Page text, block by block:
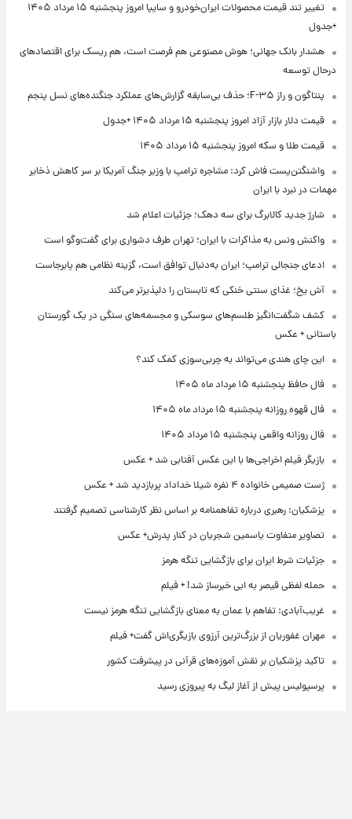
تغییر تند قیمت محصولات ایران‌خودرو و سایپا امروز پنجشنبه ۱۵ مرداد ۱۴۰۵
+جدول
هشدار بانک جهانی؛ هوش مصنوعی هم فرصت است، هم ریسک برای اقتصادهای
درحال توسعه
پنتاگون و راز F-۳۵؛ حذف بی‌سابقه گزارش‌های عملکرد جنگنده‌های نسل پنجم
قیمت دلار بازار آزاد امروز پنجشنبه ۱۵ مرداد ۱۴۰۵ +جدول
قیمت طلا و سکه امروز پنجشنبه ۱۵ مرداد ۱۴۰۵
واشنگتن‌پست فاش کرد: مشاجره ترامپ با وزیر جنگ آمریکا بر سر کاهش ذخایر
مهمات در نبرد با ایران
شارژ جدید کالابرگ برای سه دهک؛ جزئیات اعلام شد
واکنش ونس به مذاکرات با ایران؛ تهران طرف دشواری برای گفت‌وگو است
ادعای جنجالی ترامپ؛ ایران به‌دنبال توافق است، گزینه نظامی هم پابرجاست
آش یخ؛ غذای سنتی خنکی که تابستان را دلپذیرتر می‌کند
کشف شگفت‌انگیز طلسم‌های سوسکی و مجسمه‌های سنگی در یک گورستان
باستانی + عکس
این چای هندی می‌تواند به چربی‌سوزی کمک کند؟
فال حافظ پنجشنبه ۱۵ مرداد ماه ۱۴۰۵
فال قهوه روزانه پنجشنبه ۱۵ مرداد ماه ۱۴۰۵
فال روزانه واقعی پنجشنبه ۱۵ مرداد ۱۴۰۵
بازیگر فیلم اخراجی‌ها با این عکس آفتابی شد + عکس
ژست صمیمی خانواده ۴ نفره شیلا خداداد پربازدید شد + عکس
پزشکیان: رهبری درباره تفاهمنامه بر اساس نظر کارشناسی تصمیم گرفتند
تصاویر متفاوت یاسمین شجریان در کنار پدرش+ عکس
جزئیات شرط ایران برای بازگشایی تنگه هرمز
حمله لفظی قیصر به ابی خبرساز شد! + فیلم
غریب‌آبادی: تفاهم با عمان به معنای بازگشایی تنگه هرمز نیست
مهران غفوریان از بزرگ‌ترین آرزوی بازیگری‌اش گفت+ فیلم
تاکید پزشکیان بر نقش آموزه‌های قرآنی در پیشرفت کشور
پرسپولیس پیش از آغاز لیگ به پیروزی رسید